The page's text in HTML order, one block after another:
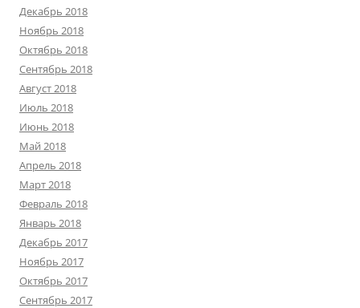
Декабрь 2018
Ноябрь 2018
Октябрь 2018
Сентябрь 2018
Август 2018
Июль 2018
Июнь 2018
Май 2018
Апрель 2018
Март 2018
Февраль 2018
Январь 2018
Декабрь 2017
Ноябрь 2017
Октябрь 2017
Сентябрь 2017